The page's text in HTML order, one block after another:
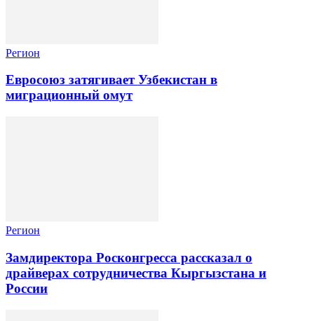
Регион
Евросоюз затягивает Узбекистан в
миграционный омут
Регион
Замдиректора Росконгресса рассказал о
драйверах сотрудничества Кыргызстана и
России